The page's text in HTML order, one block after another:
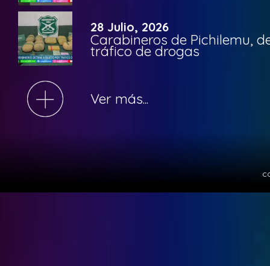
28 Julio, 2026
Carabineros de Pichilemu,
tráfico de drogas
Ver más...